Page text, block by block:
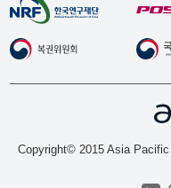
Copyright© 2015 Asia